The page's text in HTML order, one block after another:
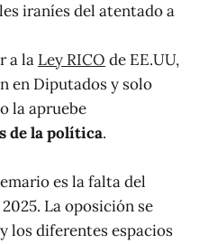
iraníes del atentado a
a la Ley RICO de EE.UU,
en Diputados y solo
la apruebe
de la política.
es la falta del
La oposición se
los diferentes espacios